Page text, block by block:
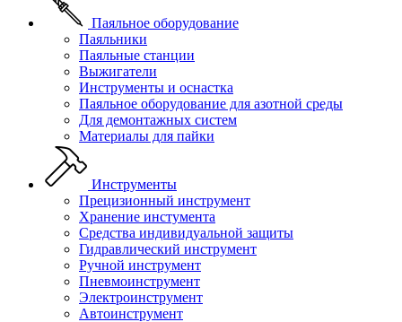
Паяльное оборудование
Паяльники
Паяльные станции
Выжигатели
Инструменты и оснастка
Паяльное оборудование для азотной среды
Для демонтажных систем
Материалы для пайки
Инструменты
Прецизионный инструмент
Хранение инстумента
Средства индивидуальной защиты
Гидравлический инструмент
Ручной инструмент
Пневмоинструмент
Электроинструмент
Автоинструмент